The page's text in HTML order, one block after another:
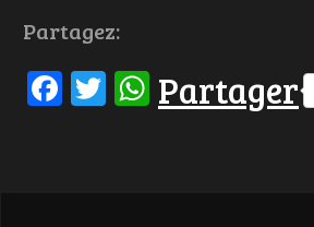
Partagez:
Facebook
Twitter
WhatsApp
Partager